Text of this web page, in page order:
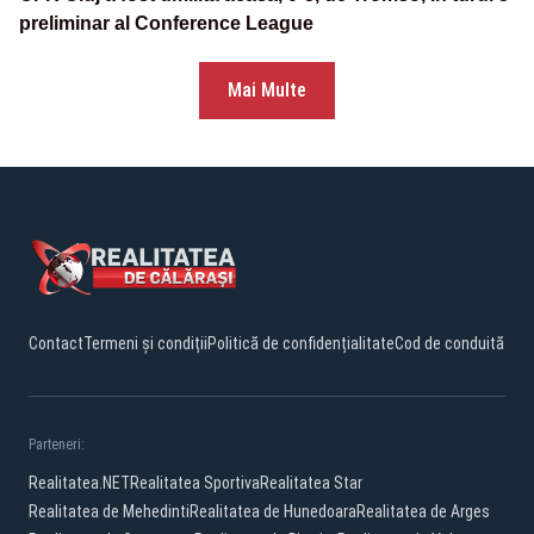
preliminar al Conference League
Mai Multe
ContactTermeni și condițiiPolitică de confidențialitateCod de conduită
Parteneri:
Realitatea.NETRealitatea SportivaRealitatea Star
Realitatea de MehedintiRealitatea de HunedoaraRealitatea de Arges